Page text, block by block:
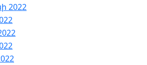
2022